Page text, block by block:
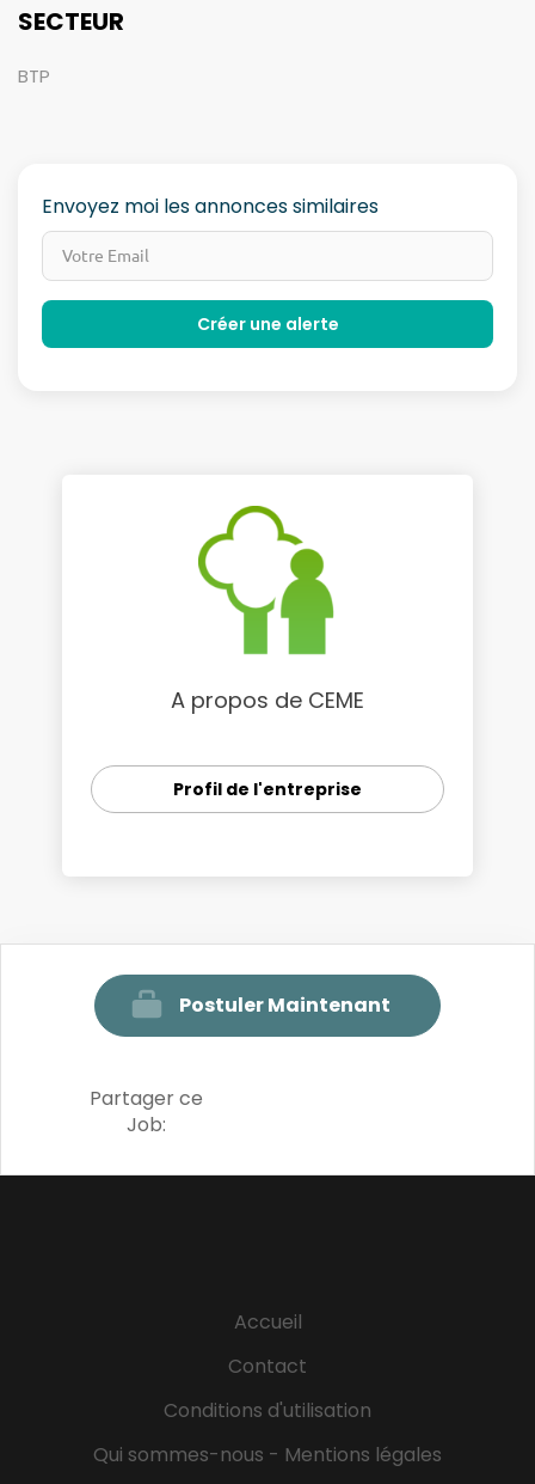
SECTEUR
BTP
Envoyez moi les annonces similaires
A propos de CEME
Profil de l'entreprise
Postuler Maintenant
Partager ce
Job:
Accueil
Contact
Conditions d'utilisation
Qui sommes-nous - Mentions légales